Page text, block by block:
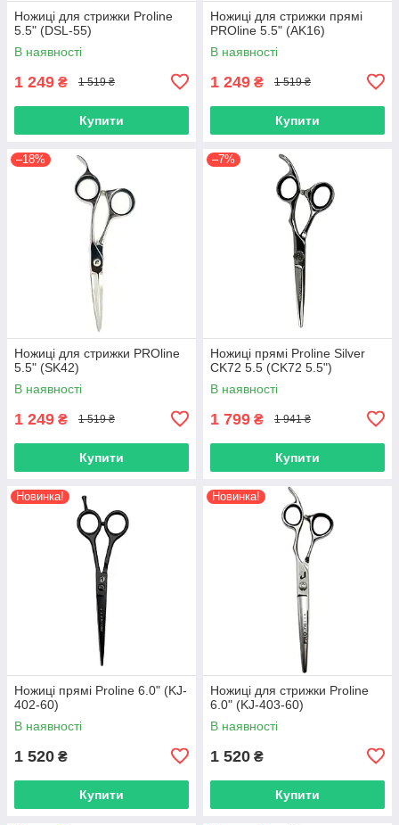
Ножиці для стрижки Proline
5.5" (DSL-55)
В наявності
1 249 ₴ 1 519 ₴
Купити
Ножиці для стрижки прямі
PROline 5.5" (AK16)
В наявності
1 249 ₴ 1 519 ₴
Купити
–18%
Ножиці для стрижки PROline
5.5" (SK42)
В наявності
1 249 ₴ 1 519 ₴
Купити
–7%
Ножиці прямі Proline Silver
CK72 5.5 (CK72 5.5")
В наявності
1 799 ₴ 1 941 ₴
Купити
Новинка!
Ножиці прямі Proline 6.0" (KJ-
402-60)
В наявності
1 520 ₴
Купити
Новинка!
Ножиці для стрижки Proline
6.0" (KJ-403-60)
В наявності
1 520 ₴
Купити